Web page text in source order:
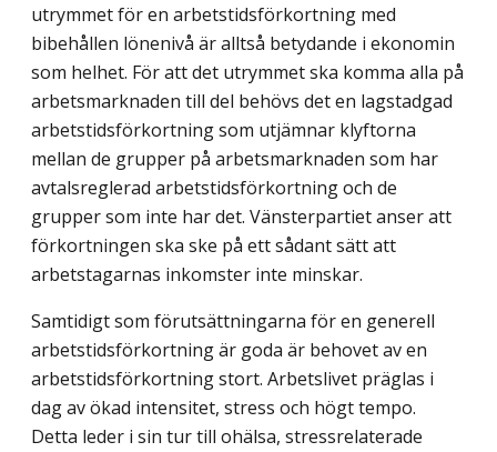
utrymmet för en arbetstidsförkortning med
bibehållen lönenivå är alltså betydande i ekonomin
som helhet. För att det utrymmet ska komma alla på
arbetsmarknaden till del behövs det en lagstadgad
arbetstidsförkortning som utjämnar klyftorna
mellan de grupper på arbetsmarknaden som har
avtalsreglerad arbetstidsförkortning och de
grupper som inte har det. Vänsterpartiet anser att
förkortningen ska ske på ett sådant sätt att
arbetstagarnas inkomster inte minskar.
Samtidigt som förutsättningarna för en generell
arbetstidsförkortning är goda är behovet av en
arbetstidsförkortning stort. Arbetslivet präglas i
dag av ökad intensitet, stress och högt tempo.
Detta leder i sin tur till ohälsa, stressrelaterade